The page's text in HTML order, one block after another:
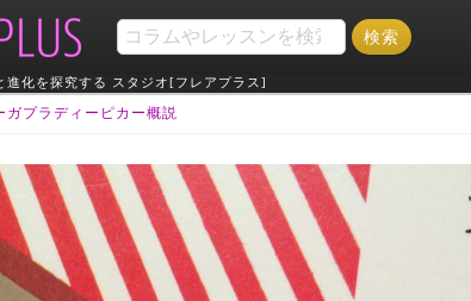
進化を探究する スタジオ[フレアプラス]
ガプラディーピカー概説